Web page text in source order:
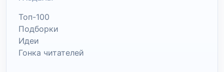
Топ-100
Подборки
Идеи
Гонка читателей